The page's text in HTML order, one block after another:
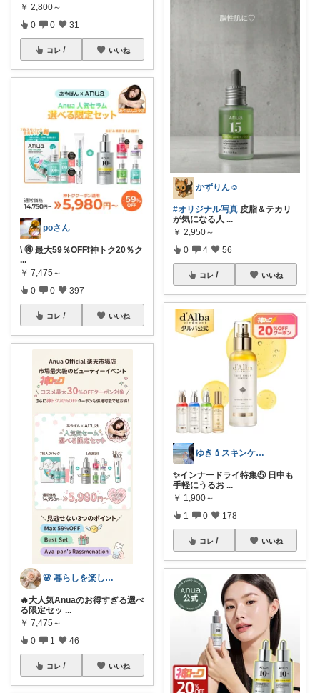
￥ 2,800～
0 0 31
コレ いいね
poさん
\ 🉐 最大59％OFF❗️神トク20％ク
...
￥ 7,475～
0 0 397
コレ いいね
🌸 暮らしを楽しむ母🌸
🔥大人気Anuaのお得すぎる選べ
る限定セッ ...
￥ 7,475～
0 1 46
コレ いいね
かずりん☺︎
#オリジナル写真 皮脂＆テカリ
が気になる人 ...
￥ 2,950～
0 4 56
コレ いいね
ゆき💄スキンケア&メイク
✨インナードライ特集⑤ 日中も
手軽にうるお ...
￥ 1,900～
1 0 178
コレ いいね